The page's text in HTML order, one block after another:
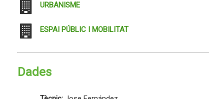
URBANISME
ESPAI PÚBLIC I MOBILITAT
Dades